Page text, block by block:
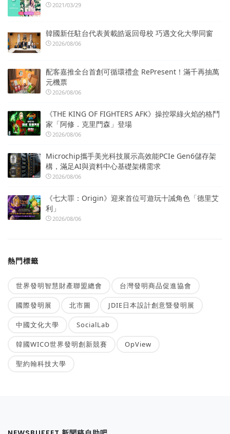
2021/03/29
韓國新任駐台代表黃載皓返回母校 巧遇文化大學同窗
2026/08/06
配客嘉推全台首創可循環禮盒 RePresent！滿千再抽萬
元機票
2026/08/06
《THE KING OF FIGHTERS AFK》操控翠綠火焰的格鬥
家「阿修．克里門森」登場
2026/08/06
Microchip攜手美光科技展示高效能PCIe Gen6儲存架
構，滿足AI與資料中心基礎架構需求
2026/08/06
《七大罪：Origin》迎來首位可遊玩十誡角色「德里艾
利」
2026/08/06
熱門標籤
世界發明智慧財產聯盟總會 台灣發明商品促進協會
國際發明展 北市圖 JDIE日本設計創意暨發明展
中國文化大學 SocialLab
韓國WICO世界發明創新競賽 OpView
聖約翰科技大學